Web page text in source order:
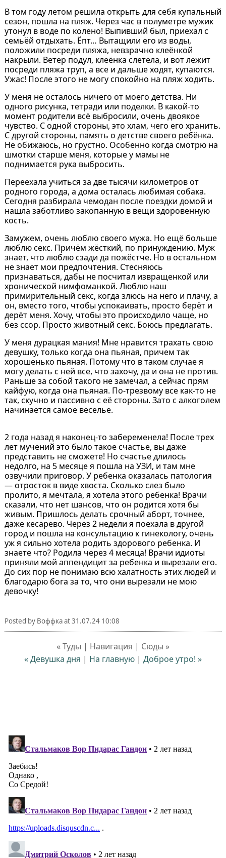
В том году летом решила открыть для себя купальный
сезон, пошла на пляж. Через час в полуметре мужик
утонул в воде по колено! Выпивший был, приехал с
семьёй отдыхать. Ёпт… Вытащили его из воды,
положили посреди пляжа, невзрачно клеёнкой
накрыли. Ветер подул, клеёнка слетела, и вот лежит
посреди пляжа труп, а все и дальше ходят, купаются.
Ужас! После этого не могу спокойно на пляж ходить.
У меня не осталось ничего от моего детства. Ни
одного рисунка, тетради или поделки. В какой-то
момент родители всё выбросили, очень двоякое
чувство. С одной стороны, это хлам, чего его хранить.
С другой стороны, память о детстве своего ребёнка.
Не обижаюсь, но грустно. Особенно когда смотрю на
шмотки старше меня, которые у мамы не
поднимается рука выбросить.
Переехала учиться за две тысячи километров от
родного города, а дома осталась любимая собака.
Сегодня разбирала чемодан после поездки домой и
нашла заботливо закопанную в вещи здоровенную
кость.
Замужем, очень люблю своего мужа. Но ещё больше
люблю секс. Причём жёсткий, по принуждению. Муж
знает, что люблю сзади да пожёстче. Но в остальном
не знает мои предпочтения. Стесняюсь
признаваться, дабы не посчитал извращенкой или
хронической нимфоманкой. Люблю наш
примирительный секс, когда злюсь на него и плачу, а
он, вместо того, чтобы успокаивать, просто берёт и
дерёт меня. Хочу, чтобы это происходило чаще, но
без ссор. Просто животный секс. Боюсь предлагать.
У меня дурацкая мания! Мне нравится трахать свою
девушку, только когда она пьяная, причем так
хорошенько пьяная. Потому что в таком случае я
могу делать с ней все, что захочу, да и она не против.
Раньше за собой такого не замечал, а сейчас прям
кайфую, когда она пьяная. По-трезвому все как-то не
так, скучно и пассивно с её стороны. Зато с алкоголем
начинается самое веселье.
2 года назад я наконец-то забеременела! После трех
лет мучений это было такое счастье, вы даже
представить не сможете! Но счастье длилось
недолго, на 5 месяце я пошла на УЗИ, и там мне
озвучили приговор. У ребенка оказалась патология
— отросток в виде хвоста. Сколько слез было
пролито, я мечтала, я хотела этого ребенка! Врачи
сказали, что нет шансов, что он родится хотя бы
живым. Пришлось делать срочный аборт, точнее,
даже кесарево. Через 2 недели я поехала в другой
город и пошла на консультацию к гинекологу, очень
уж я сильно хотела родить здорового ребенка. И
знаете что? Родила через 4 месяца! Врачи идиоты
приняли мой аппендицит за ребенка и вырезали его.
До сих пор не понимаю всю халатность этих людей и
благодарю бога за то, что они вырезали не мою
девочку!
Posted by Воффкаat31.07.24 10:08
« Туды | Навигация | Сюды »
« Девушка дня | На главную | Доброе утро! »